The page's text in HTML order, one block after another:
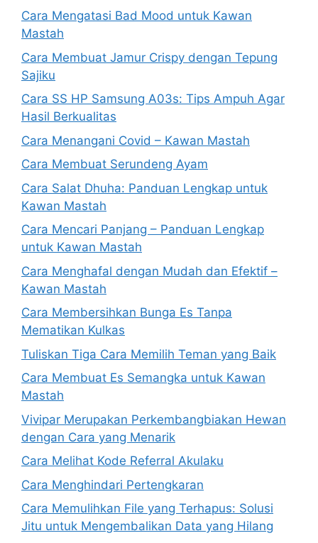
Cara Mengatasi Bad Mood untuk Kawan
Mastah
Cara Membuat Jamur Crispy dengan Tepung
Sajiku
Cara SS HP Samsung A03s: Tips Ampuh Agar
Hasil Berkualitas
Cara Menangani Covid – Kawan Mastah
Cara Membuat Serundeng Ayam
Cara Salat Dhuha: Panduan Lengkap untuk
Kawan Mastah
Cara Mencari Panjang – Panduan Lengkap
untuk Kawan Mastah
Cara Menghafal dengan Mudah dan Efektif –
Kawan Mastah
Cara Membersihkan Bunga Es Tanpa
Mematikan Kulkas
Tuliskan Tiga Cara Memilih Teman yang Baik
Cara Membuat Es Semangka untuk Kawan
Mastah
Vivipar Merupakan Perkembangbiakan Hewan
dengan Cara yang Menarik
Cara Melihat Kode Referral Akulaku
Cara Menghindari Pertengkaran
Cara Memulihkan File yang Terhapus: Solusi
Jitu untuk Mengembalikan Data yang Hilang